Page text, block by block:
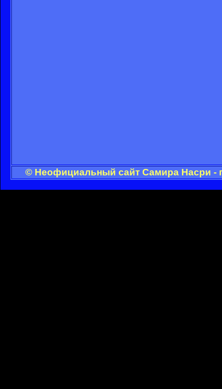
© Неофициальный сайт Самира Насри -